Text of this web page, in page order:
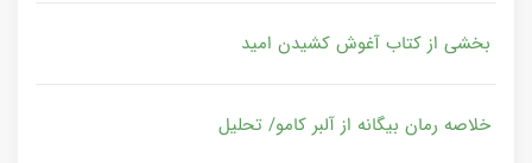
بخشی از کتاب آغوش کشیدن امید
خلاصه رمان بیگانه از آلبر کامو/ تحلیل